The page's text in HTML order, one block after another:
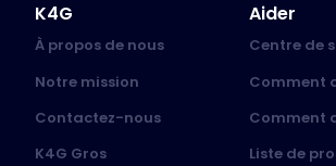
K4G
À propos de nous
Notre mission
Contactez-nous
K4G Gros
Aider
Centre de
Comment
Comment
Liste de